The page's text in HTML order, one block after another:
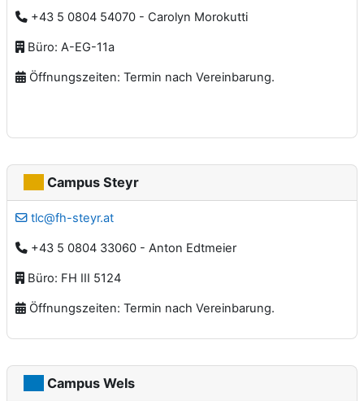
+43 5 0804 54070 - Carolyn Morokutti
Büro: A-EG-11a
Öffnungszeiten: Termin nach Vereinbarung.
Campus Steyr
tlc@fh-steyr.at
+43 5 0804 33060 - Anton Edtmeier
Büro: FH III 5124
Öffnungszeiten: Termin nach Vereinbarung.
Campus Wels